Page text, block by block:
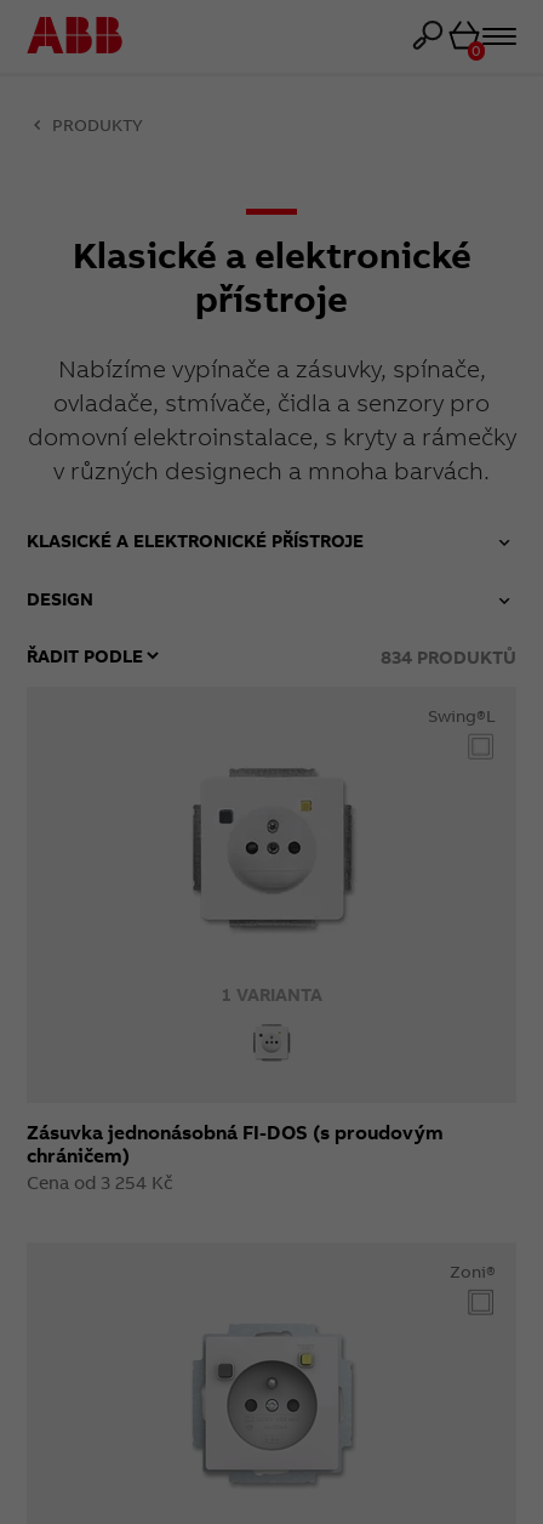
Košík
0
PRODUKTY
Klasické a elektronické
přístroje
Nabízíme vypínače a zásuvky, spínače,
ovladače, stmívače, čidla a senzory pro
domovní elektroinstalace, s kryty a rámečky
v různých designech a mnoha barvách.
KLASICKÉ A ELEKTRONICKÉ PŘÍSTROJE
DESIGN
834PRODUKTŮ
1 VARIANTA
Swing®L
Zásuvka jednonásobná FI-DOS (s proudovým
chráničem)
Cena od 3 254 Kč
Zoni®